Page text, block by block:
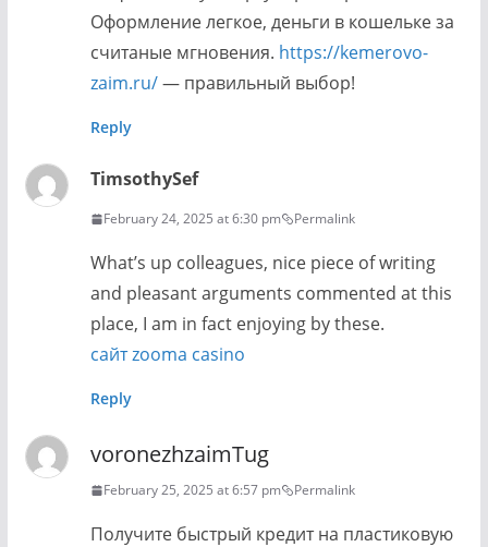
Оформление легкое, деньги в кошельке за
считаные мгновения. https://kemerovo-
zaim.ru/— правильный выбор!
Reply
TimsothySef
February 24, 2025 at 6:30 pm Permalink
What’s up colleagues, nice piece of writing
and pleasant arguments commented at this
place, I am in fact enjoying by these.
сайт zooma casino
Reply
voronezhzaimTug
February 25, 2025 at 6:57 pm Permalink
Получите быстрый кредит на пластиковую